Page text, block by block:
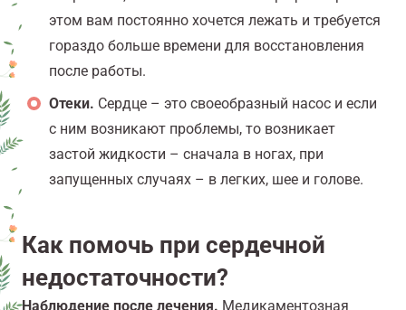
этом вам постоянно хочется лежать и требуется
гораздо больше времени для восстановления
после работы.
Отеки. Сердце – это своеобразный насос и если
с ним возникают проблемы, то возникает
застой жидкости – сначала в ногах, при
запущенных случаях – в легких, шее и голове.
Как помочь при сердечной
недостаточности?
Наблюдение после лечения. Медикаментозная